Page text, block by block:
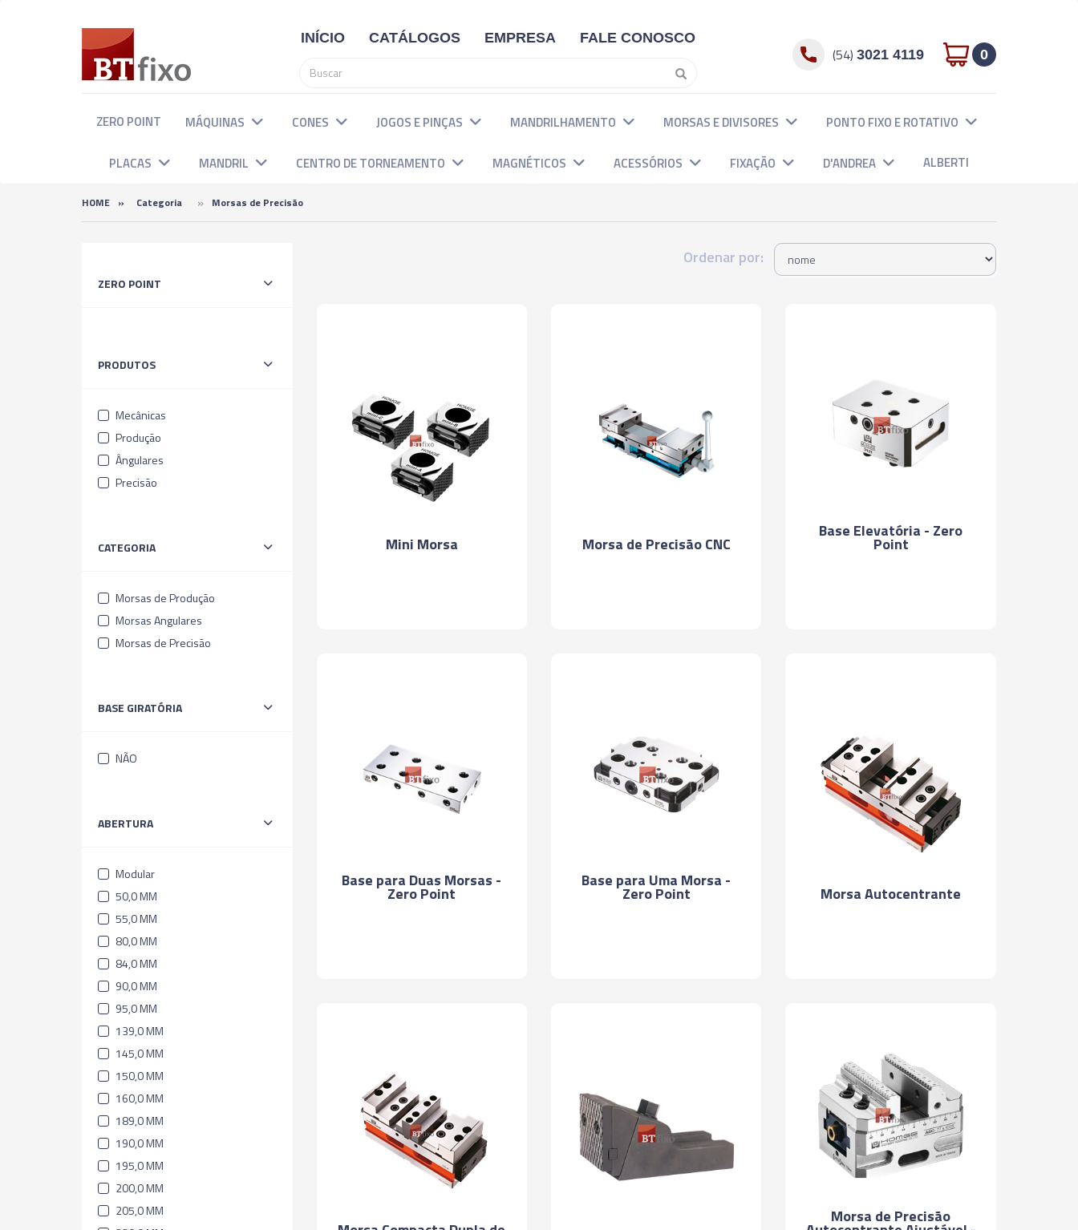
INÍCIO CATÁLOGOS EMPRESA FALE CONOSCO
(54) 3021 4119 0
ZERO POINT MÁQUINAS CONES JOGOS E PINÇAS MANDRILHAMENTO MORSAS E DIVISORES PONTO FIXO E ROTATIVO
PLACAS MANDRIL CENTRO DE TORNEAMENTO MAGNÉTICOS ACESSÓRIOS FIXAÇÃO D'ANDREA ALBERTI
HOME » Categoria » Morsas de Precisão
ZERO POINT
PRODUTOS
Mecânicas
Produção
Ângulares
Precisão
CATEGORIA
Morsas de Produção
Morsas Angulares
Morsas de Precisão
BASE GIRATÓRIA
NÃO
ABERTURA
Modular
50,0 MM
55,0 MM
80,0 MM
84,0 MM
90,0 MM
95,0 MM
139,0 MM
145,0 MM
150,0 MM
160,0 MM
189,0 MM
190,0 MM
195,0 MM
200,0 MM
205,0 MM
Ordenar por:
Mini Morsa Morsa de Precisão CNC
Base Elevatória - Zero
Point
Base para Duas Morsas -
Zero Point
Base para Uma Morsa -
Zero Point Morsa Autocentrante
Morsa de Precisão